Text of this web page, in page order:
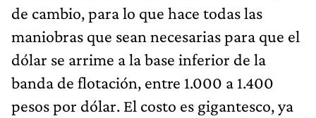
de cambio, para lo que hace todas las
maniobras que sean necesarias para que el
dólar se arrime a la base inferior de la
banda de flotación, entre 1.000 a 1.400
pesos por dólar. El costo es gigantesco, ya